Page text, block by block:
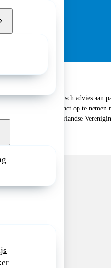
NVK geeft geen medisch advies aan
adviseren je om contact op te nemen
© 2026, Nederlandse